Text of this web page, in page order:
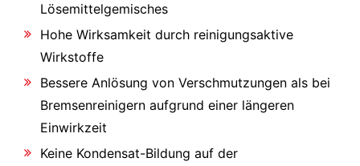
Lösemittelgemisches
Hohe Wirksamkeit durch reinigungsaktive
Wirkstoffe
Bessere Anlösung von Verschmutzungen als bei
Bremsenreinigern aufgrund einer längeren
Einwirkzeit
Keine Kondensat-Bildung auf der